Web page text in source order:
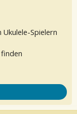
Spielern